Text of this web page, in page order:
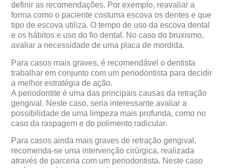
definir as recomendações. Por exemplo, reavaliar a
forma como o paciente costuma escova os dentes e que
tipo de escova utiliza. O tempo de uso da escova dental
e os hábitos e uso do fio dental. No caso do bruxismo,
avaliar a necessidade de uma placa de mordida.
Para casos mais graves, é recomendável o dentista
trabalhar em conjunto com um periodontista para decidir
a melhor estratégia de ação.
A periodontite é uma das principais causas da retração
gengival. Neste caso, seria interessante avaliar a
possibilidade de uma limpeza mais profunda, como no
caso da raspagem e do polimento radicular.
Para casos ainda mais graves de retração gengival,
recomenda-se uma intervenção cirúrgica, realizada
através de parceria com um periodontista. Neste caso